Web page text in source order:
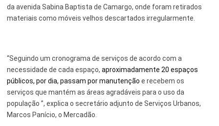
da avenida Sabina Baptista de Camargo, onde foram retirados
materiais como móveis velhos descartados irregularmente.
“Seguindo um cronograma de serviços de acordo com a
necessidade de cada espaço, aproximadamente 20 espaços
públicos, por dia, passam por manutenção e recebem os
serviços que mantém as áreas agradáveis para o uso da
população ”, explica o secretário adjunto de Serviços Urbanos,
Marcos Panício, o Mercadão.